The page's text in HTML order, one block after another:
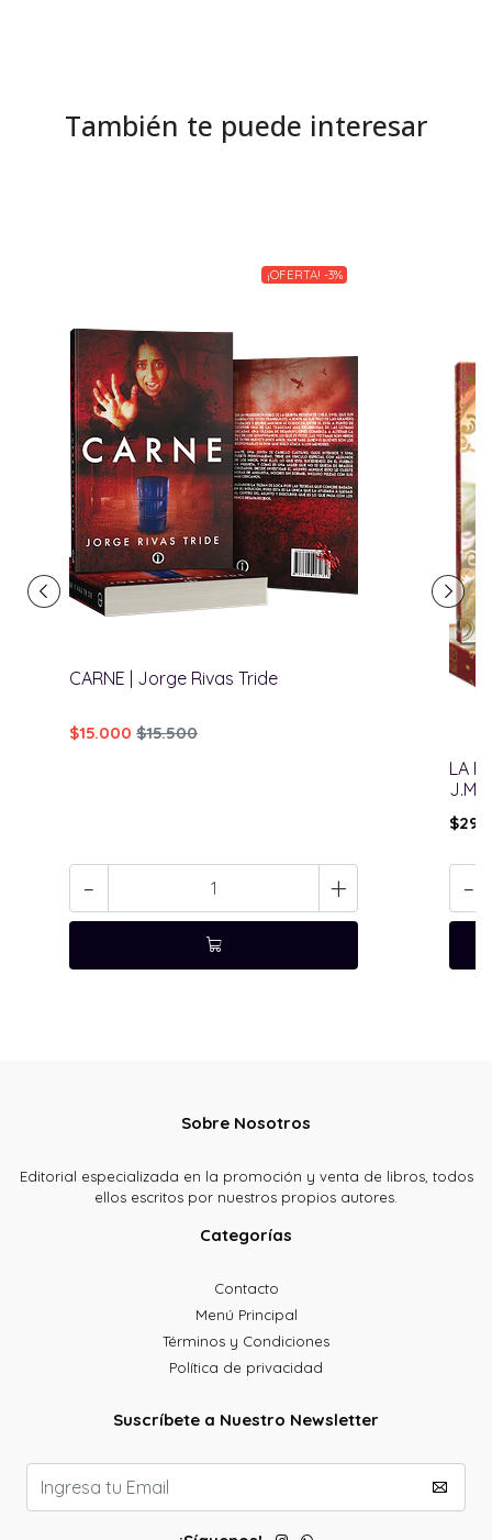
También te puede interesar
¡OFERTA! -3%
CARNE | Jorge Rivas Tride
$15.000 $15.500
- +
LA
-
Sobre Nosotros
Editorial especializada en la promoción y venta de libros, todos
ellos escritos por nuestros propios autores.
Categorías
Contacto
Menú Principal
Términos y Condiciones
Política de privacidad
Suscríbete a Nuestro Newsletter